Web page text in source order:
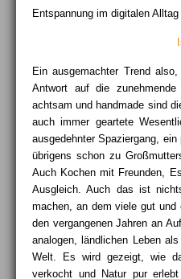
Entspannung im digitalen
Ein ausgemachter Trend
Antwort auf die
achtsam und handmade sind
auch immer geartete
ausgedehnter Spaziergang,
übrigens schon zu
Auch Kochen mit Freunden,
Ausgleich. Auch das ist
machen, an dem viele gut und
den vergangenen Jahren an
analogen, ländlichen Leben
Welt. Es wird gezeigt, wie
verkocht und Natur pur